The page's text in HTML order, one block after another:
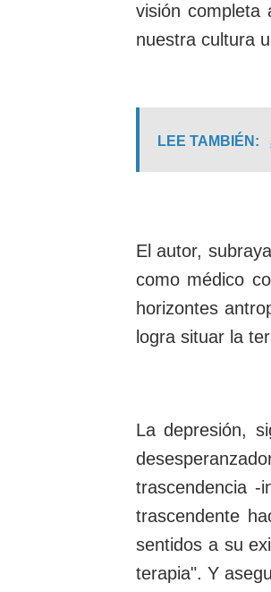
visión completa
nuestra cultura
LEE TAMBIÉN:
El autor,
como médico
horizontes
logra situar la
La depresión,
trascendencia -
trascendente
sentidos a su
terapia". Y